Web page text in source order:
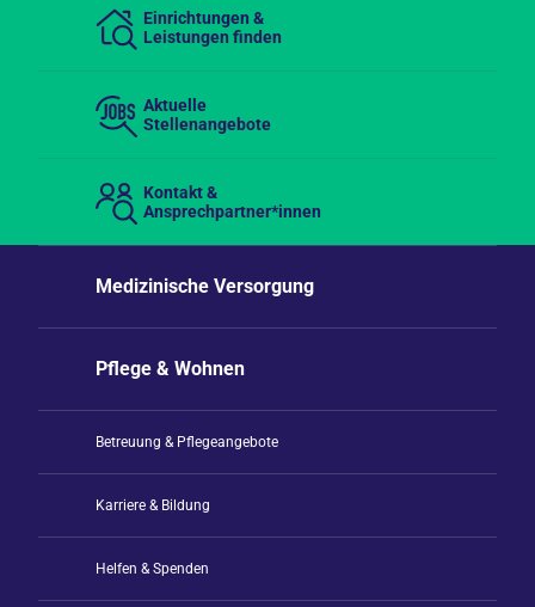
Einrichtungen &
Leistungen finden
Aktuelle
Stellenangebote
Kontakt &
Ansprechpartner*innen
Medizinische Versorgung
Pflege & Wohnen
Betreuung & Pflegeangebote
Karriere & Bildung
Helfen & Spenden